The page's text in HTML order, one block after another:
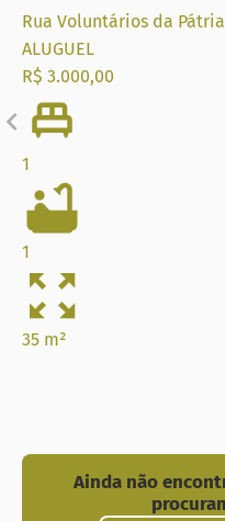
Rua Voluntários da Pátria
ALUGUEL
R$ 3.000,00
1
1
35 m²
Ainda não